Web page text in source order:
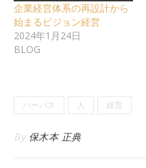
企業経営体系の再設計から
始まるビジョン経営
2024年1月24日
BLOG
パーパス 人 経営
By 保木本 正典